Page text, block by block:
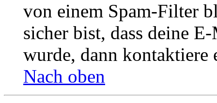
von einem Spam-Filter
sicher bist, dass deine
wurde, dann kontaktiere
Nach oben